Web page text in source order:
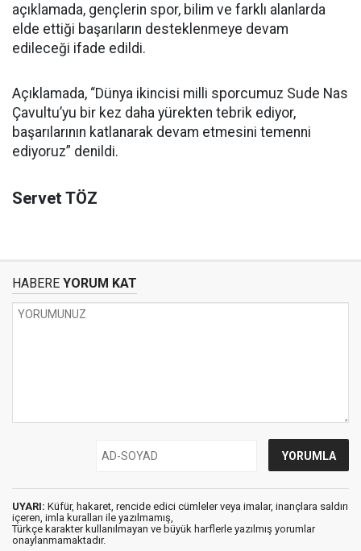
açıklamada, gençlerin spor, bilim ve farklı alanlarda
elde ettiği başarıların desteklenmeye devam
edileceği ifade edildi.
Açıklamada, “Dünya ikincisi milli sporcumuz Sude Nas
Çavultu’yu bir kez daha yürekten tebrik ediyor,
başarılarının katlanarak devam etmesini temenni
ediyoruz” denildi.
Servet TÖZ
HABERE YORUM KAT
UYARI: Küfür, hakaret, rencide edici cümleler veya imalar, inançlara saldırı
içeren, imla kuralları ile yazılmamış,
Türkçe karakter kullanılmayan ve büyük harflerle yazılmış yorumlar
onaylanmamaktadır.